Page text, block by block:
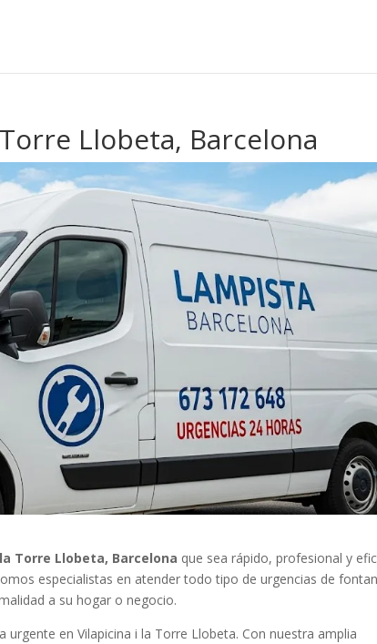
Llobeta, Barcelona
Torre Llobeta, Barcelona que sea rápido, profesional y
especialistas en atender todo tipo de urgencias de
a su hogar o negocio.
en Vilapicina i la Torre Llobeta. Con nuestra amplia